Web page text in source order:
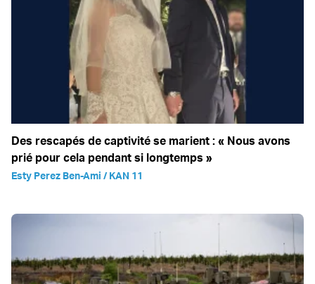
Des rescapés de captivité se marient : « Nous avons
prié pour cela pendant si longtemps »
Esty Perez Ben-Ami / KAN 11